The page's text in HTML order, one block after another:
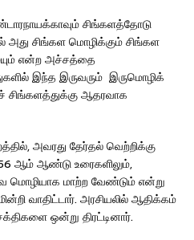
சிங்களத்தோடு
அது சிங்கள மொழிக்கும் சிங்கள
என்ற அச்சத்தை
இந்த இருவரும் இருமொழிக்
சிங்களத்துக்கு ஆதரவாக
அவரது தேர்தல் வெற்றிக்கு
ஆம் ஆண்டு உரைகளிலும்,
மொழியாக மாற்ற வேண்டும் என்று
வாதிட்டார். அரசியலில் ஆதிக்கம்
ஒன்று திரட்டினார்.